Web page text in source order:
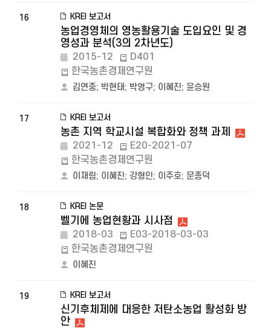
16 KREI 보고서
농업경영체의 영농활용기술 도입요인 및 경
영성과 분석(3의 2차년도)
2015-12
D401
한국농촌경제연구원
김연중; 박현태; 박영구; 이혜진; 윤승원
17 KREI 보고서
농촌 지역 학교시설 복합화와 정책 과제
2021-12
E20-2021-07
한국농촌경제연구원
이재림; 이혜진; 강형인; 이주호; 문종덕
18 KREI 논문
벨기에 농업현황과 시사점
2018-03
E03-2018-03-03
한국농촌경제연구원
이혜진
19 KREI 보고서
신기후체제에 대응한 저탄소농업 활성화 방
안